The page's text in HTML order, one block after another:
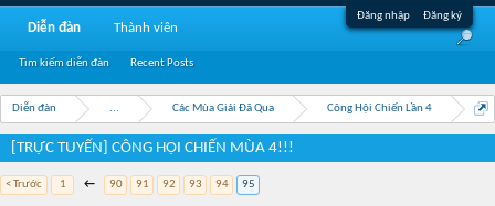
Đăng nhập Đăng ký
Diễn đàn ... Các Mùa Giải Đã Qua Công Hội Chiến Lần 4
[TRỰC TUYẾN] CÔNG HỘI CHIẾN MÙA 4!!!
< Trước 1 ← 90 91 92 93 94 95
Diễn đàn
Tìm kiếm diễn đàn Recent Posts
Thành viên